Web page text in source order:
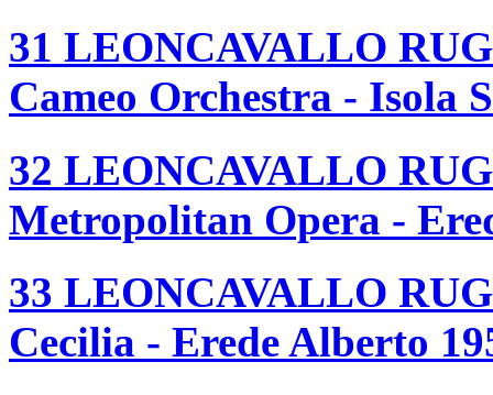
31 LEONCAVALLO
Cameo Orchestra - Isola
32 LEONCAVALLO
Metropolitan Opera -
33 LEONCAVALLO
Cecilia - Erede Alberto